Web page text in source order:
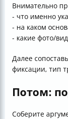
Внимательно
- что именно
- на каком
- какие фото/
Далее
фиксации, тип
Потом:
Соберите